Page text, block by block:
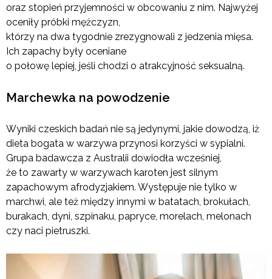
oraz stopień przyjemności w obcowaniu z nim. Najwyżej
oceniły próbki mężczyzn,
którzy na dwa tygodnie zrezygnowali z jedzenia mięsa.
Ich zapachy były oceniane
o połowę lepiej, jeśli chodzi o atrakcyjność seksualną.
Marchewka na powodzenie
Wyniki czeskich badań nie są jedynymi, jakie dowodzą, iż
dieta bogata w warzywa przynosi korzyści w sypialni.
Grupa badawcza z Australii dowiodła wcześniej,
że to zawarty w warzywach karoten jest silnym
zapachowym afrodyzjakiem. Występuje nie tylko w
marchwi, ale też między innymi w batatach, brokułach,
burakach, dyni, szpinaku, papryce, morelach, melonach
czy naci pietruszki.